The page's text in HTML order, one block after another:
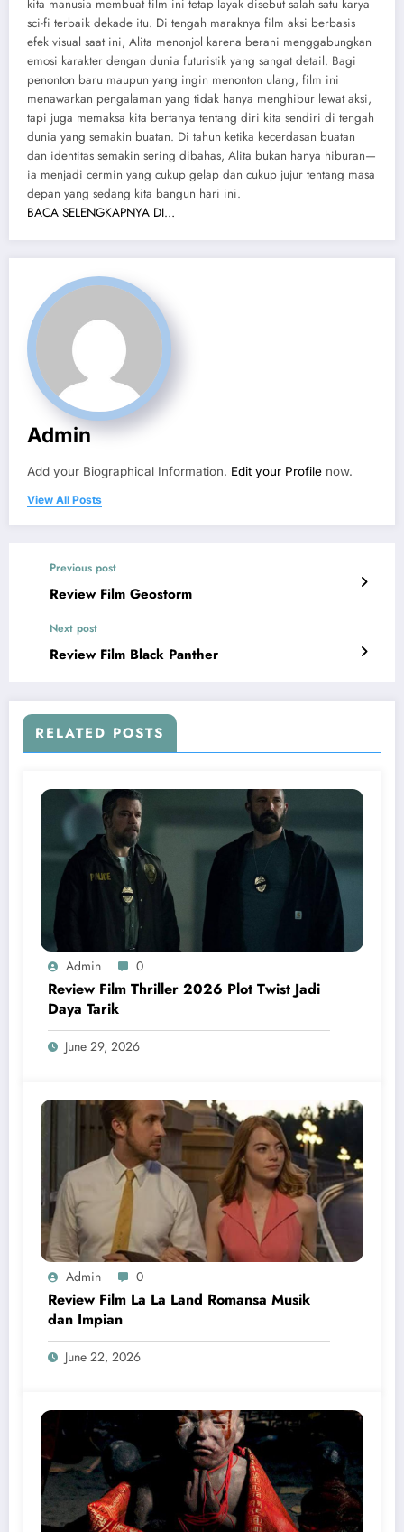
kita manusia membuat film ini tetap layak disebut salah satu karya
sci-fi terbaik dekade itu. Di tengah maraknya film aksi berbasis
efek visual saat ini, Alita menonjol karena berani menggabungkan
emosi karakter dengan dunia futuristik yang sangat detail. Bagi
penonton baru maupun yang ingin menonton ulang, film ini
menawarkan pengalaman yang tidak hanya menghibur lewat aksi,
tapi juga memaksa kita bertanya tentang diri kita sendiri di tengah
dunia yang semakin buatan. Di tahun ketika kecerdasan buatan
dan identitas semakin sering dibahas, Alita bukan hanya hiburan—
ia menjadi cermin yang cukup gelap dan cukup jujur tentang masa
depan yang sedang kita bangun hari ini.
BACA SELENGKAPNYA DI…
Admin
Add your Biographical Information. Edit your Profile now.
View All Posts
Previous post
Review Film Geostorm
Next post
Review Film Black Panther
RELATED POSTS
Admin 0
Review Film Thriller 2026 Plot Twist Jadi
Daya Tarik
June 29, 2026
Admin 0
Review Film La La Land Romansa Musik
dan Impian
June 22, 2026